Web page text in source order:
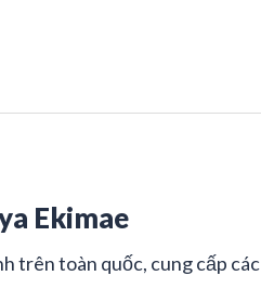
Ekimae
trên toàn quốc, cung cấp